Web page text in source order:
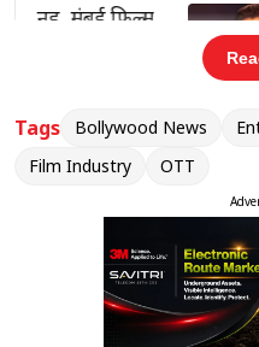
16
श्रद्धा ने विज्ञापन में नजर आईं
भी जमकर तारीफ की और
शानदार है। इसके साथ ही
हुए उन्होंने मजाकिया
कितने प्रतिभाशाली हैं।”
Tags Bollywood News
Film Industry
OTT